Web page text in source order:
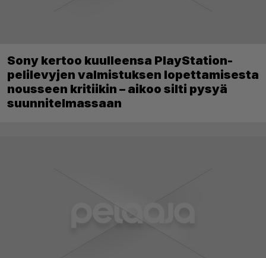
Sony kertoo kuulleensa PlayStation-
pelilevyjen valmistuksen lopettamisesta
nousseen kritiikin – aikoo silti pysyä
suunnitelmassaan